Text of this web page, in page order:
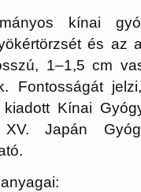
kínai
és az
1–1,5 cm
Fontosságát
Kínai
Japán